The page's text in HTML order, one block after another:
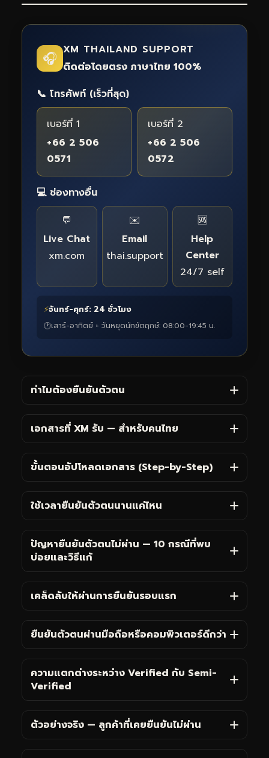
🎧 XM THAILAND SUPPORT
ติดต่อโดยตรง ภาษาไทย 100%
📞 โทรศัพท์ (เร็วที่สุด)
เบอร์ที่ 1
+66 2 506
0571
เบอร์ที่ 2
+66 2 506
0572
💻 ช่องทางอื่น
💬
Live Chat
xm.com
✉️
Email
thai.support
🆘
Help
Center
24/7 self
⚡จันทร์-ศุกร์: 24 ชั่วโมง
🕐เสาร์-อาทิตย์ + วันหยุดนักขัตฤกษ์: 08:00-19:45 น.
ทำไมต้องยืนยันตัวตน
เอกสารที่ XM รับ — สำหรับคนไทย
ขั้นตอนอัปโหลดเอกสาร (Step-by-Step)
ใช้เวลายืนยันตัวตนนานแค่ไหน
ปัญหายืนยันตัวตนไม่ผ่าน — 10 กรณีที่พบ
บ่อยและวิธีแก้
เคล็ดลับให้ผ่านการยืนยันรอบแรก
ยืนยันตัวตนผ่านมือถือหรือคอมพิวเตอร์ดีกว่า
ความแตกต่างระหว่าง Verified กับ Semi-
Verified
ตัวอย่างจริง — ลูกค้าที่เคยยืนยันไม่ผ่าน